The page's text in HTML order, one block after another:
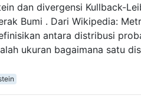
dan divergensi Kullback-
Bumi . Dari Wikipedia:
antara distribusi
ukuran bagaimana satu